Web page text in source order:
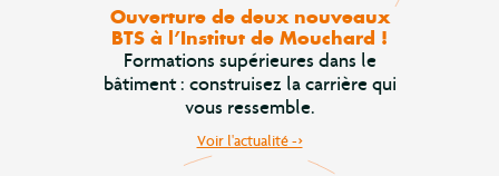
Ouverture de deux nouveaux
BTS à l’Institut de Mouchard !
Formations supérieures dans le
bâtiment : construisez la carrière qui
vous ressemble.
Voir l'actualité ->